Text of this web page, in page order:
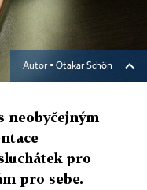
Autor ▪ Otakar Schön
neobyčejným
pro
pro sebe.